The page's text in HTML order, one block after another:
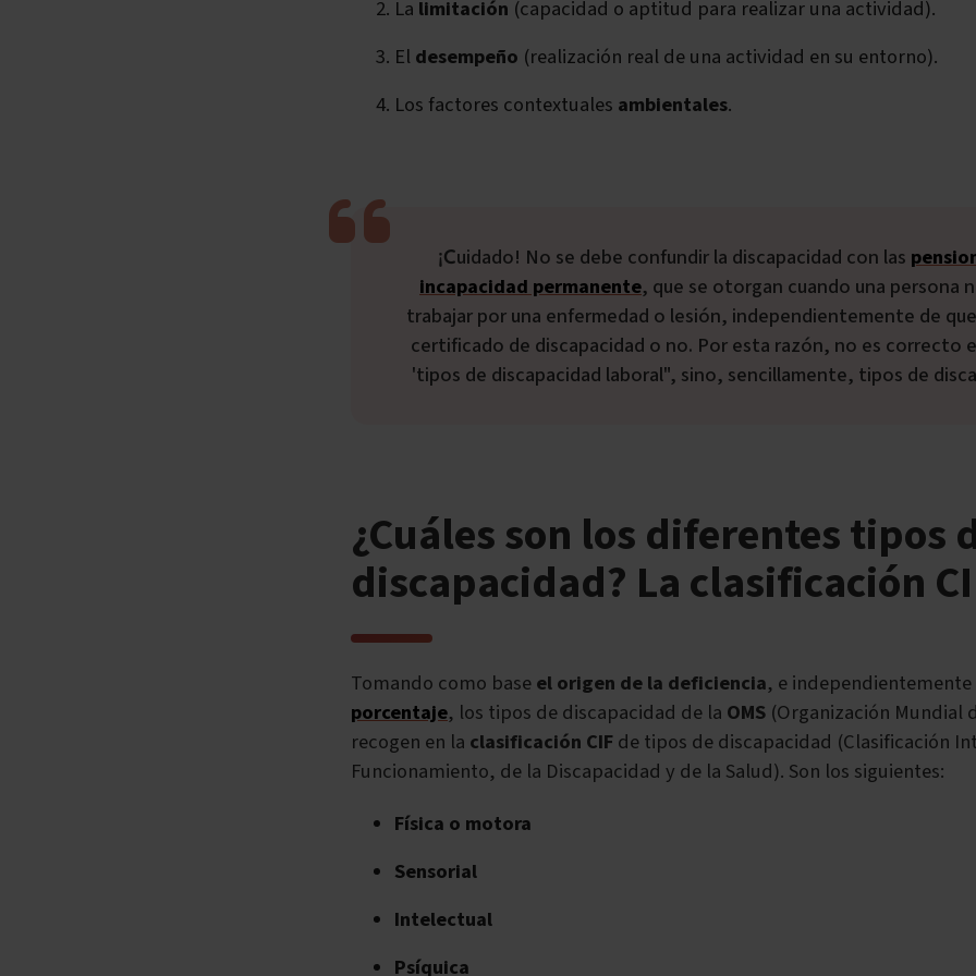
La limitación (capacidad o aptitud para realizar una actividad).
Eldesempeño (realización real de una actividad en su entorno).
Los factores contextuales ambientales.
¡Cuidado! No se debe confundir la discapacidad con las
incapacidad permanente, que se otorgan cuando una persona
trabajar por una enfermedad o lesión, independientemente de
certificado de discapacidad o no. Por esta razón, no es correcto
'tipos de discapacidad laboral", sino, sencillamente, tipos de
¿Cuáles son los diferentes tipos
discapacidad? La clasificación
Tomando como baseel origen de la deficiencia, e
porcentaje, los tipos de discapacidad de la OMS (Organización Mundial
recogen en la clasificación CIFde tipos de discapacidad (Clasificación
Funcionamiento, de la Discapacidad y de la Salud). Son los siguientes:
Física o motora
Sensorial
Intelectual
Psíquica